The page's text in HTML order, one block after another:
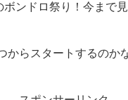
ンドロ祭り！今まで
らスタートするのか